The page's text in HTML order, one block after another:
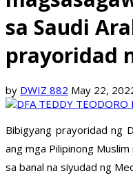
sa Saudi
prayoridad
by DWIZ 882 May 22,
Bibigyang prayoridad ng
ang mga Pilipinong
sa banal na siyudad ng